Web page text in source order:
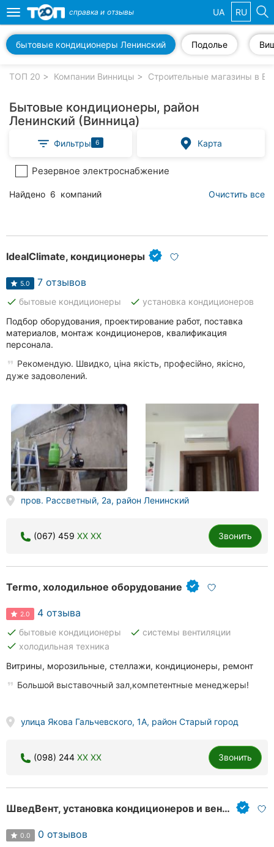
компании
Популярные
рубрики:
Стоматологии
Ветеринарные
Частные
клиники
Автошколы
Рестораны
Все
рубрики
Все
города:
Винница
Житомир
Хмельницкий
Одесса
Кропивницкий
Киев
Харьков
Днепр
Николаев
Херсон
Toggle
navigation
справка и отзывы UA RU
Подолье
бытовые кондиционеры Ленинский
ТОП 20 Компании Винницы Строительные магазины в
Бытовые кондиционеры, район
Ленинский (Винница)
Фильтры 6 Карта
Резервное электроснабжение
Найдено 6 компаний Очистить все
IdealClimate, кондиционеры
5.0 7 отзывов
done бытовые кондиционеры done установка кондиционеров
Подбор оборудования, проектирование работ, поставка
материалов, монтаж кондиционеров, квалификация
персонала.
Рекомендую. Швидко, ціна якість, професійно, якісно,
дуже задоволений.
пров. Рассветный, 2а, район Ленинский
(067) 459 XX XX Звонить
Termo, холодильное оборудование
2.0 4 отзыва
done бытовые кондиционеры done системы вентиляции
done холодильная техника
Витрины, морозильные, стеллажи, кондиционеры, ремонт
Большой выставочный зал,компетентные менеджеры!
улица Якова Гальчевского, 1А, район Старый город
(098) 244 XX XX Звонить
ШведВент, установка кондиционеров и вентиляций
0.0 0 отзывов